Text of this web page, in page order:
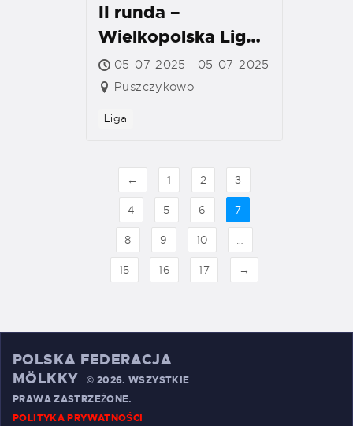
II runda –
Wielkopolska Liga
Mölkky
05-07-2025 - 05-07-2025
Puszczykowo
Liga
← 1 2 3
4 5 6 7
8 9 10 …
15 16 17 →
POLSKA FEDERACJA
MÖLKKY
© 2026. WSZYSTKIE
PRAWA ZASTRZEŻONE.
POLITYKA PRYWATNOŚCI